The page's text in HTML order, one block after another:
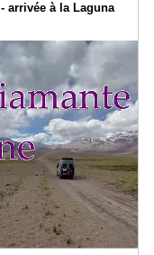
arrivée à la Laguna